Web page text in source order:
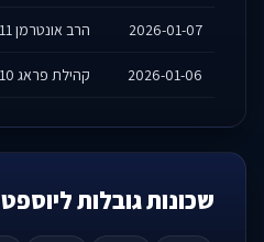
2026-01-07 הרב אונטרמן 11
2026-01-06 קהילת פראג 10
שכונות גובלות